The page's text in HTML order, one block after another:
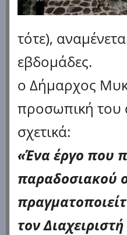
τότε),
εβδομάδες.
ο Δήμαρχος
προσωπική του
σχετικά:
«Ένα έργο που
παραδοσιακού
τον